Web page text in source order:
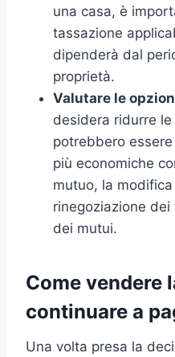
una casa, è
tassazione
dipenderà dal
proprietà.
Valutare le
desidera ridurre
potrebbero
più economiche
mutuo, la
rinegoziazione
dei mutui.
Come vendere
continuare a
Una volta presa la